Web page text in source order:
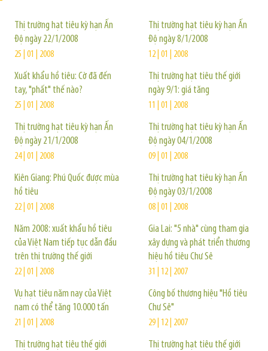
Thị trường hạt tiêu kỳ hạn Ấn
Độ ngày 22/1/2008
25 | 01 | 2008
Xuất khẩu hồ tiêu: Cờ đã đến
tay, "phất" thế nào?
25 | 01 | 2008
Thị trường hạt tiêu kỳ hạn Ấn
Độ ngày 21/1/2008
24 | 01 | 2008
Kiên Giang: Phú Quốc được mùa
hồ tiêu
22 | 01 | 2008
Năm 2008: xuất khẩu hồ tiêu
của Việt Nam tiếp tục dẫn đầu
trên thị trường thế giới
22 | 01 | 2008
Vụ hạt tiêu năm nay của Việt
nam có thể tăng 10.000 tấn
21 | 01 | 2008
Thị trường hạt tiêu thế giới
Thị trường hạt tiêu kỳ hạn Ấn
Độ ngày 8/1/2008
12 | 01 | 2008
Thị trường hạt tiêu thế giới
ngày 9/1: giá tăng
11 | 01 | 2008
Thị trường hạt tiêu kỳ hạn Ấn
Độ ngày 04/1/2008
09 | 01 | 2008
Thị trường hạt tiêu kỳ hạn Ấn
Độ ngày 03/1/2008
08 | 01 | 2008
Gia Lai: "5 nhà" cùng tham gia
xây dựng và phát triển thương
hiệu hồ tiêu Chư Sê
31 | 12 | 2007
Công bố thương hiệu "Hồ tiêu
Chư Sê"
29 | 12 | 2007
Thị trường hạt tiêu thế giới